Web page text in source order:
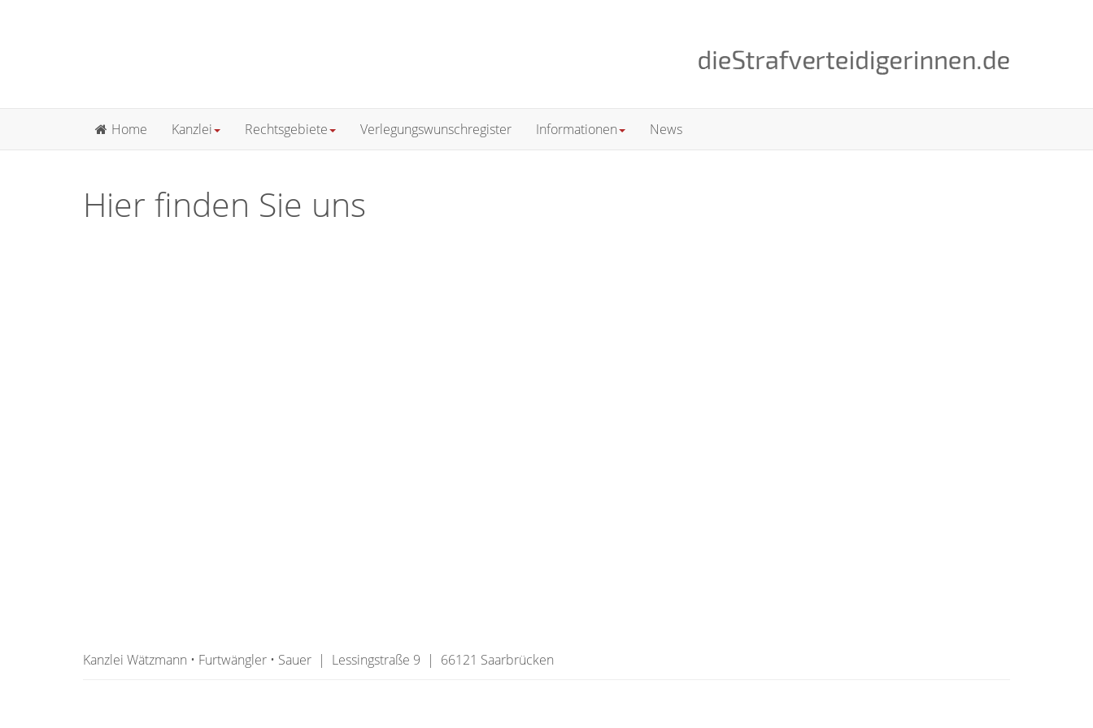
Home Kanzlei Rechtsgebiete Verlegungswunschregister Informationen News
Hier finden Sie uns
Kanzlei Wätzmann • Furtwängler • Sauer | Lessingstraße 9 | 66121 Saarbrücken